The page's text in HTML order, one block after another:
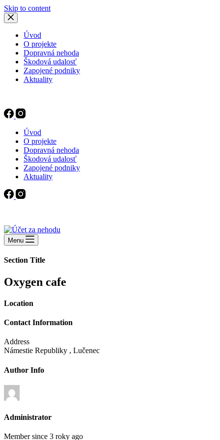
Skip to content
Úvod
O projekte
Dopravná nehoda
Škodová udalosť
Zapojené podniky
Aktuality
Úvod
O projekte
Dopravná nehoda
Škodová udalosť
Zapojené podniky
Aktuality
Menu
Section Title
Oxygen cafe
Location
Contact Information
Address
Námestie Republiky , Lučenec
Author Info
Administrator
Member since 3 roky ago